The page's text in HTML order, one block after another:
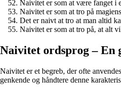
Naivitet er som at være fanget i
Naivitet er som at tro på
Det er naivt at tro at man altid
Naivitet er som at tro på, at alt
Naivitet ordsprog – En
Naivitet er et begreb, der ofte
genkende og håndtere denne